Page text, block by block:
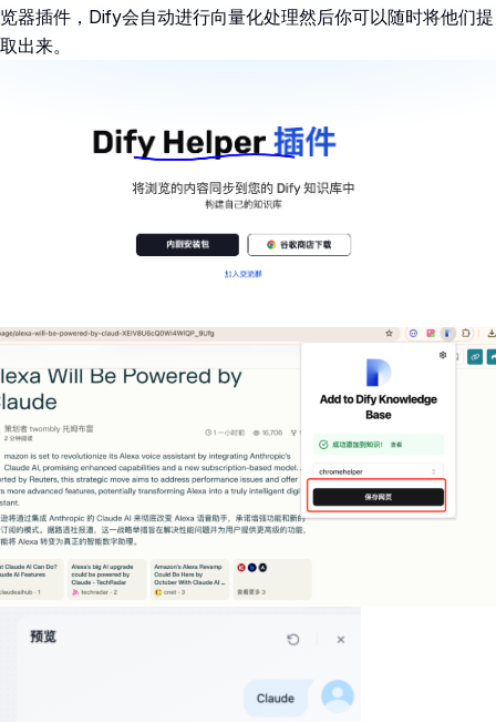
览器插件，Dify会自动进行向量化处理然后你可以随时将他们提
取出来。